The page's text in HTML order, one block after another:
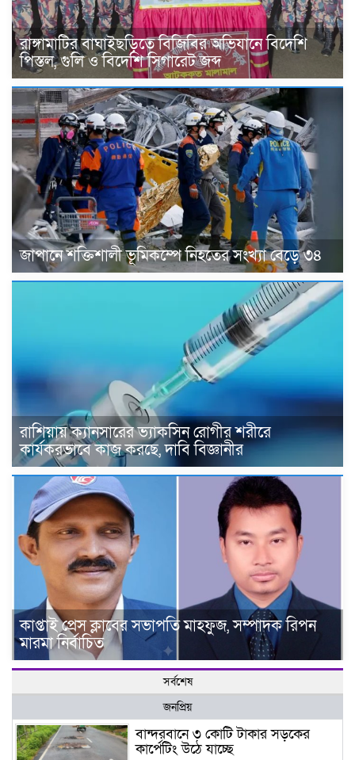
রাঙ্গামাটির বাঘাইছড়িতে বিজিবির অভিযানে বিদেশি
পিস্তল, গুলি ও বিদেশি সিগারেট জব্দ
জাপানে শক্তিশালী ভূমিকম্পে নিহতের সংখ্যা বেড়ে ৩৪
রাশিয়ায় ক্যানসারের ভ্যাকসিন রোগীর শরীরে
কার্যকরভাবে কাজ করছে, দাবি বিজ্ঞানীর
কাপ্তাই প্রেস ক্লাবের সভাপতি মাহফুজ, সম্পাদক রিপন
মারমা নির্বাচিত
সর্বশেষ
জনপ্রিয়
বান্দরবানে ৩ কোটি টাকার সড়কের
কার্পেটিং উঠে যাচ্ছে